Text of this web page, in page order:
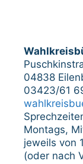
04838
03423/61
Montags,
jeweils von
(oder nach